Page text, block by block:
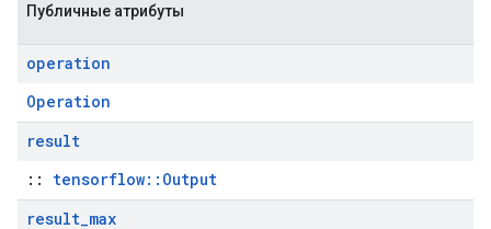
Публичные атрибуты
operation
Operation
result
:: tensorflow::Output
result_max